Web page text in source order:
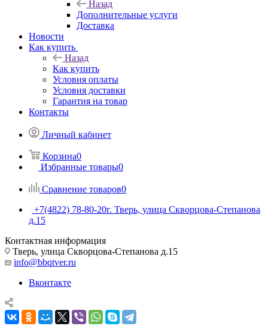
Назад
Дополнительные услуги
Доставка
Новости
Как купить
Назад
Как купить
Условия оплаты
Условия доставки
Гарантия на товар
Контакты
Личный кабинет
Корзина0
Избранные товары0
Сравнение товаров0
+7(4822) 78-80-20г. Тверь, улица Скворцова-Степанова
д.15
Контактная информация
Тверь, улица Скворцова-Степанова д.15
info@bbqtver.ru
Вконтакте